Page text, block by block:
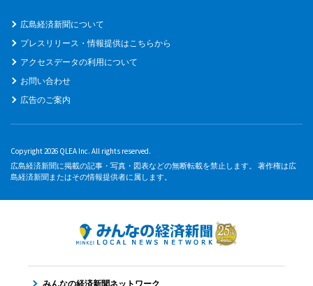
広島経済新聞について
プレスリリース・情報提供はこちらから
アクセスデータの利用について
お問い合わせ
広告のご案内
Copyright 2026 QLEA Inc. All rights reserved.
広島経済新聞に掲載の記事・写真・図表などの無断転載を禁止します。 著作権は広
島経済新聞またはその情報提供者に属します。
みんなの経済新聞ネットワーク